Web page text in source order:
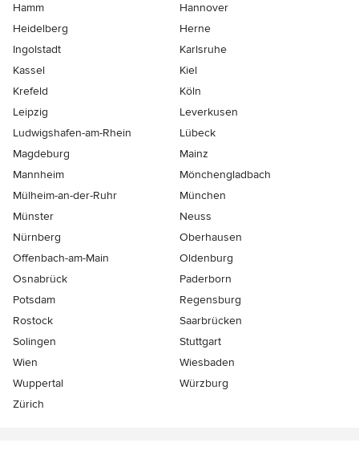
Hamm
Hannover
Heidelberg
Herne
Ingolstadt
Karlsruhe
Kassel
Kiel
Krefeld
Köln
Leipzig
Leverkusen
Ludwigshafen-am-Rhein
Lübeck
Magdeburg
Mainz
Mannheim
Mönchen­gladbach
Mülheim-an-der-Ruhr
München
Münster
Neuss
Nürnberg
Oberhausen
Offenbach-am-Main
Oldenburg
Osnabrück
Paderborn
Potsdam
Regensburg
Rostock
Saarbrücken
Solingen
Stuttgart
Wien
Wiesbaden
Wuppertal
Würzburg
Zürich